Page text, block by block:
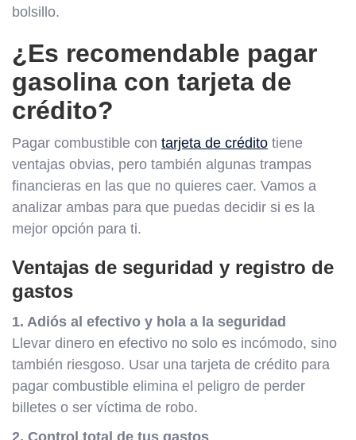
bolsillo.
¿Es recomendable pagar
gasolina con tarjeta de
crédito?
Pagar combustible con tarjeta de crédito tiene
ventajas obvias, pero también algunas trampas
financieras en las que no quieres caer. Vamos a
analizar ambas para que puedas decidir si es la
mejor opción para ti.
Ventajas de seguridad y registro de
gastos
1. Adiós al efectivo y hola a la seguridad
Llevar dinero en efectivo no solo es incómodo, sino
también riesgoso. Usar una tarjeta de crédito para
pagar combustible elimina el peligro de perder
billetes o ser víctima de robo.